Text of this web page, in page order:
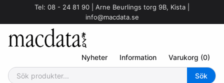
Tel: 08 - 24 81 90 | Arne Beurlings torg 9B, Kista |
info@macdata.se
Nyheter Information Varukorg (0)